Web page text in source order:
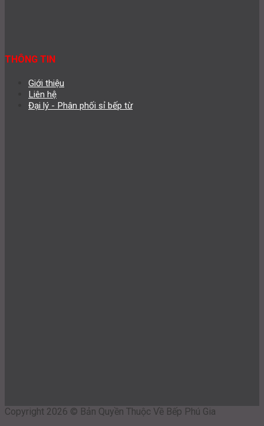
THÔNG TIN
Giới thiệu
Liên hệ
Đại lý - Phân phối sỉ bếp từ
Copyright 2026 © Bản Quyền Thuộc Về Bếp Phú Gia